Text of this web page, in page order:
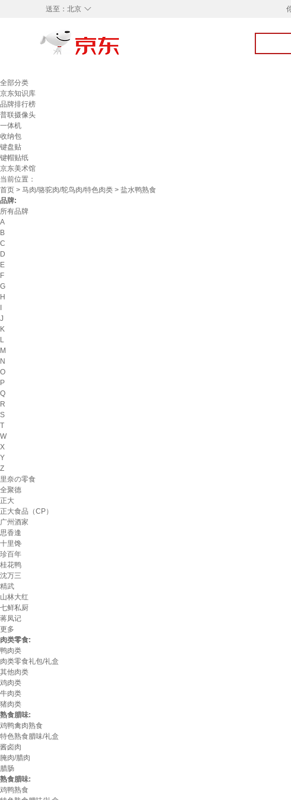
◇
送至： 北京
全部分类
京东知识库
品牌排行榜
普联摄像头
一体机
收纳包
键盘贴
键帽贴纸
京东美术馆
当前位置：
首页 > 马肉/骆驼肉/鸵鸟肉/特色肉类 > 盐水鸭熟食
品牌:
所有品牌
A
B
C
D
E
F
G
H
J
K
L
M
N
O
P
Q
R
S
T
W
X
Y
Z
里奈の零食
全聚德
正大
正大食品（CP）
广州酒家
思香逢
十里馋
珍百年
桂花鸭
沈万三
精武
山林大红
七鲜私厨
蒋凤记
更多
肉类零食:
鸭肉类
肉类零食礼包/礼盒
其他肉类
鸡肉类
牛肉类
猪肉类
熟食腊味:
鸡鸭禽肉熟食
特色熟食腊味/礼盒
酱卤肉
腌肉/腊肉
腊肠
熟食腊味:
鸡鸭熟食